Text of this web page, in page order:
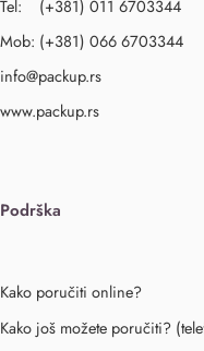
Tel: (+381) 011 6703344
Mob: (+381) 066 6703344
info@packup.rs
www.packup.rs
Podrška
Kako poručiti online?
Kako još možete poručiti?